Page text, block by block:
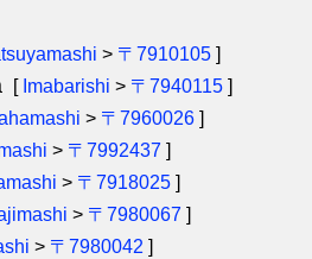
> 〒7910105 ]
[ Imabarishi > 〒7940115 ]
> 〒7960026 ]
> 〒7992437 ]
> 〒7918025 ]
> 〒7980067 ]
> 〒7980042 ]